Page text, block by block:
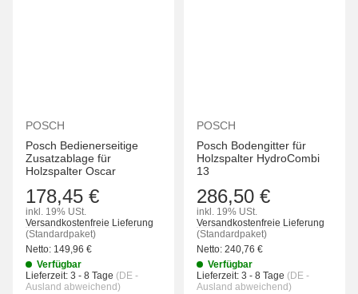
POSCH
Posch Bedienerseitige
Zusatzablage für
Holzspalter Oscar
178,45 €
inkl. 19% USt.
Versandkostenfreie Lieferung
(Standardpaket)
Netto: 149,96 €
Verfügbar
Lieferzeit: 3 - 8 Tage (DE -
Ausland abweichend)
POSCH
Posch Bodengitter für
Holzspalter HydroCombi
13
286,50 €
inkl. 19% USt.
Versandkostenfreie Lieferung
(Standardpaket)
Netto: 240,76 €
Verfügbar
Lieferzeit: 3 - 8 Tage (DE -
Ausland abweichend)